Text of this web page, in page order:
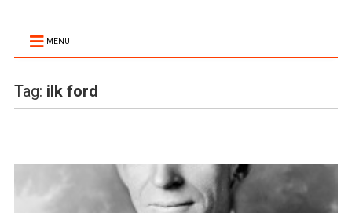
MENU
Tag: ilk ford